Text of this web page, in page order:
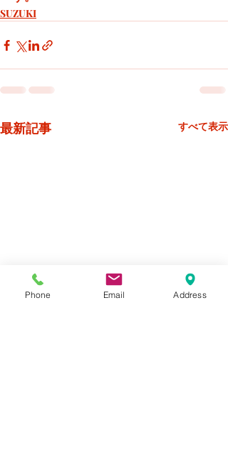
SUZUKI
最新記事 すべて表示
Phone Email Address